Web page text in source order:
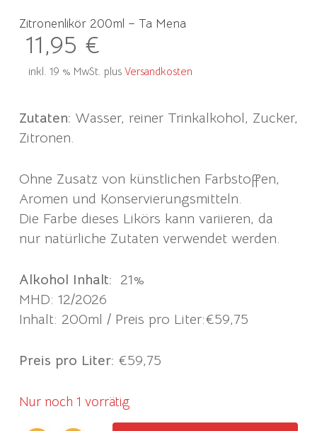
Zitronenlikör 200ml – Ta Mena
11,95 €
inkl. 19 % MwSt. plus Versandkosten
Zutaten: Wasser, reiner Trinkalkohol, Zucker,
Zitronen.
Ohne Zusatz von künstlichen Farbstoffen,
Aromen und Konservierungsmitteln.
Die Farbe dieses Likörs kann variieren, da
nur natürliche Zutaten verwendet werden.
Alkohol Inhalt: 21%
MHD: 12/2026
Inhalt: 200ml / Preis pro Liter:€59,75
Preis pro Liter: €59,75
Nur noch 1 vorrätig